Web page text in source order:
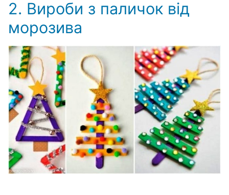
2. Вироби з паличок від
морозива